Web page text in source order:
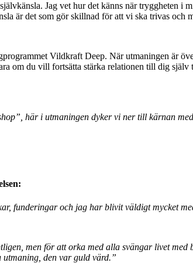
Jag vet hur det känns när tryggheten
är det som gör skillnad för att vi ska trivas och
Vildkraft Deep. När utmaningen är
om du vill fortsätta stärka relationen till dig
här i utmaningen dyker vi ner till kärnan
funderingar och jag har blivit väldigt mycket
men för att orka med alla svängar livet
den var guld värd.”